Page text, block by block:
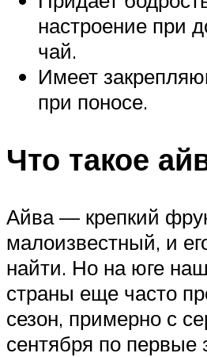
настроение при
чай.
Имеет
при поносе.
Что такое
Айва — крепкий
малоизвестный, и
найти. Но на юге
страны еще часто
сезон, примерно с
сентября по первые